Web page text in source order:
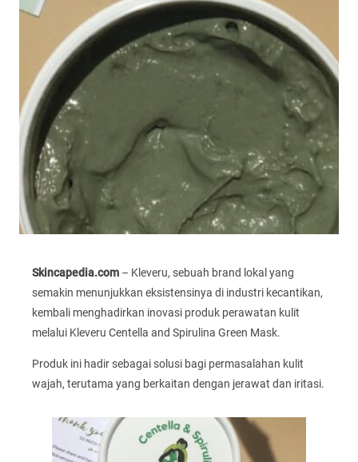
Skincapedia.com – Kleveru, sebuah brand lokal yang
semakin menunjukkan eksistensinya di industri kecantikan,
kembali menghadirkan inovasi produk perawatan kulit
melalui Kleveru Centella and Spirulina Green Mask.
Produk ini hadir sebagai solusi bagi permasalahan kulit
wajah, terutama yang berkaitan dengan jerawat dan iritasi.